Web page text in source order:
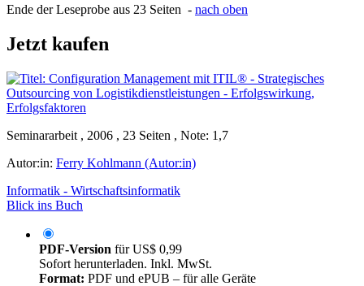
Ende der Leseprobe aus 23 Seiten - nach oben
Jetzt kaufen
Seminararbeit , 2006 , 23 Seiten , Note: 1,7
Autor:in: Ferry Kohlmann (Autor:in)
Informatik - Wirtschaftsinformatik
Blick ins Buch
PDF-Version fürUS$ 0,99
Sofort herunterladen. Inkl. MwSt.
Format: PDF und ePUB – für alle Geräte